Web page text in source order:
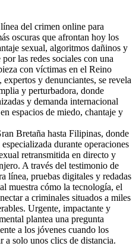
del crimen online para
oscuras que afrontan hoy los
sexual, algoritmos dañinos y
las redes sociales con una
con víctimas en el Reino
y denunciantes, se revela
y perturbadora, donde
y demanda internacional
espacios de miedo, chantaje y
Bretaña hasta Filipinas, donde
durante operaciones
retransmitida en directo y
A través del testimonio de
línea, pruebas digitales y redadas
muestra cómo la tecnología, el
a criminales situados a miles
Urgente, impactante y
plantea una pregunta
a los jóvenes cuando los
a solo unos clics de distancia.